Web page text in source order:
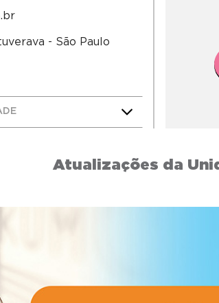
- São Paulo
Atualizações da